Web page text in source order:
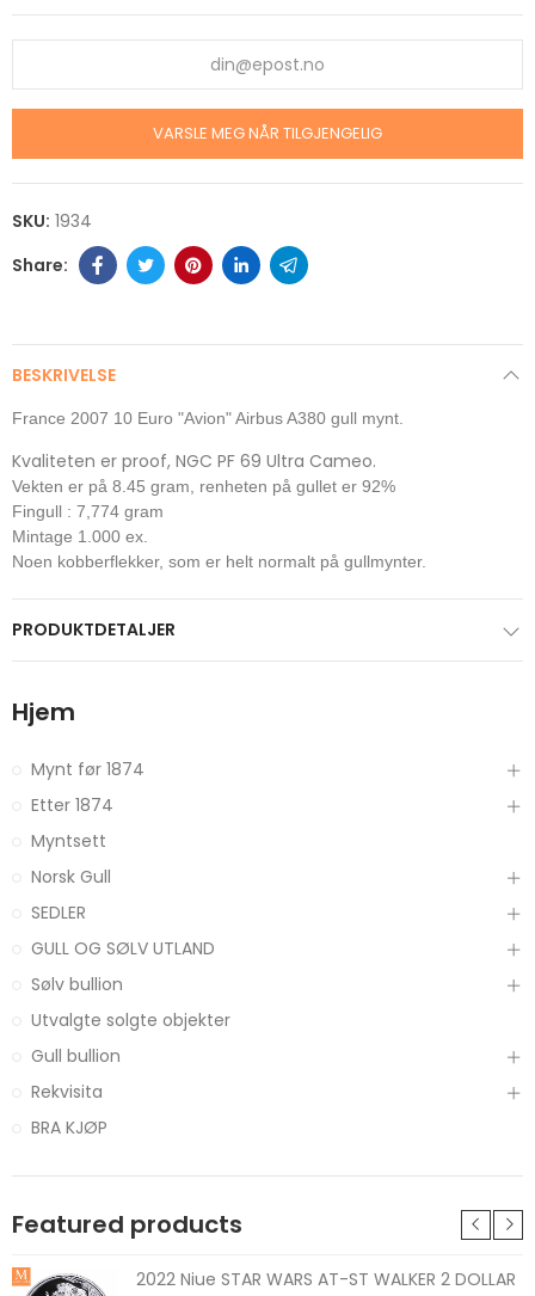
VARSLE MEG NÅR TILGJENGELIG
SKU: 1934
BESKRIVELSE
France 2007 10 Euro "Avion" Airbus A380 gull mynt.
Kvaliteten er proof, NGC PF 69 Ultra Cameo.
Vekten er på 8.45 gram, renheten på gullet er 92%
Fingull : 7,774 gram
Mintage 1.000 ex.
Noen kobberflekker, som er helt normalt på gullmynter.
PRODUKTDETALJER
Hjem
Mynt før 1874
Etter 1874
Myntsett
Norsk Gull
SEDLER
GULL OG SØLV UTLAND
Sølv bullion
Utvalgte solgte objekter
Gull bullion
Rekvisita
BRA KJØP
Featured products
2022 Niue STAR WARS AT-ST WALKER 2 DOLLAR